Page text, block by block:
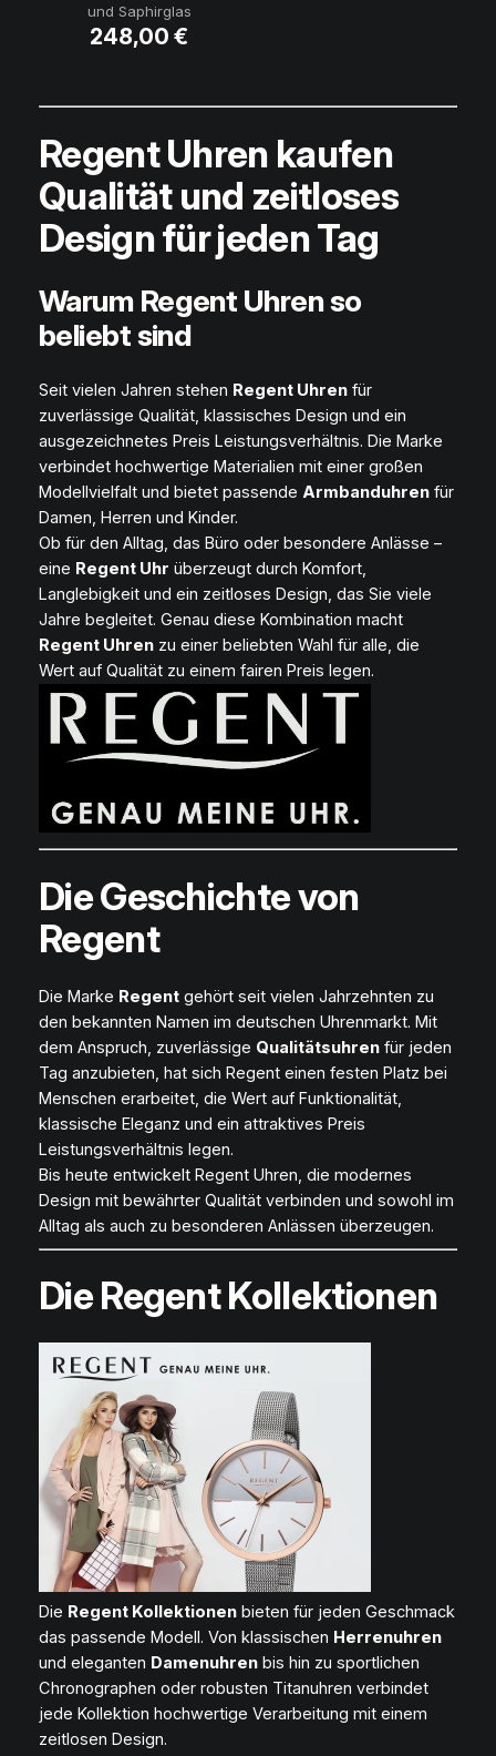
und Saphirglas
248,00€
Regent Uhren kaufen
Qualität und zeitloses
Design für jeden Tag
Warum Regent Uhren so
beliebt sind
Seit vielen Jahren stehen Regent Uhrenfür
zuverlässige Qualität, klassisches Design und ein
ausgezeichnetes Preis Leistungsverhältnis. Die Marke
verbindet hochwertige Materialien mit einer großen
Modellvielfalt und bietet passende Armbanduhrenfür
Damen, Herren und Kinder.
Ob für den Alltag, das Büro oder besondere Anlässe –
eine Regent Uhr überzeugt durch Komfort,
Langlebigkeit und ein zeitloses Design, das Sie viele
Jahre begleitet. Genau diese Kombination macht
Regent Uhrenzu einer beliebten Wahl für alle, die
Wert auf Qualität zu einem fairen Preis legen.
Die Geschichte von
Regent
Die Marke Regentgehört seit vielen Jahrzehnten zu
den bekannten Namen im deutschen Uhrenmarkt. Mit
dem Anspruch, zuverlässige Qualitätsuhrenfür jeden
Tag anzubieten, hat sich Regent einen festen Platz bei
Menschen erarbeitet, die Wert auf Funktionalität,
klassische Eleganz und ein attraktives Preis
Leistungsverhältnis legen.
Bis heute entwickelt Regent Uhren, die modernes
Design mit bewährter Qualität verbinden und sowohl im
Alltag als auch zu besonderen Anlässen überzeugen.
Die Regent Kollektionen
Die Regent Kollektionenbieten für jeden Geschmack
das passende Modell. Von klassischen Herrenuhren
und eleganten Damenuhrenbis hin zu sportlichen
Chronographen oder robusten Titanuhren verbindet
jede Kollektion hochwertige Verarbeitung mit einem
zeitlosen Design.